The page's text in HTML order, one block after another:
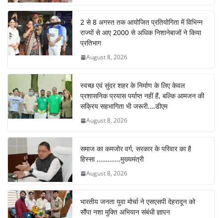
k
2 से 8 अगस्त तक आयोजित प्रतियोगिता में विभिन्न
राज्यों से आए 2000 से अधिक निशानेबाजों ने किया
प्रतिभाग
August 8, 2026
स्वच्छ एवं सुंदर शहर के निर्माण के लिए केवल
प्रशासनिक प्रयास पर्याप्त नहीं हैं, बल्कि आमजन की
सक्रिय सहभागिता भी जरूरी….डीएम
August 8, 2026
समाज का कमजोर वर्ग, सरकार के परिवार का है
हिस्सा ………….मुख्यमंत्री
August 8, 2026
भारतीय जनता युवा मोर्चा ने एसएसपी देहरादून को
सौंपा नशा मुक्ति अभियान संबंधी ज्ञापन